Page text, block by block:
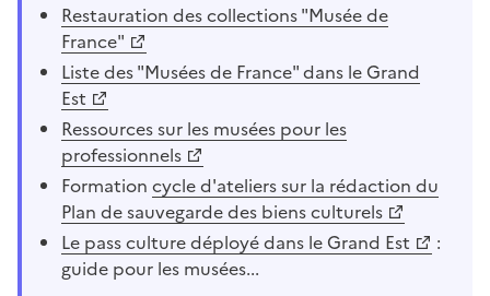
Restauration des collections "Musée de
France"
Liste des "Musées de France" dans le Grand
Est
Ressources sur les musées pour les
professionnels
Formation cycle d'ateliers sur la rédaction du
Plan de sauvegarde des biens culturels
Le pass culture déployé dans le Grand Est
:
guide pour les musées...